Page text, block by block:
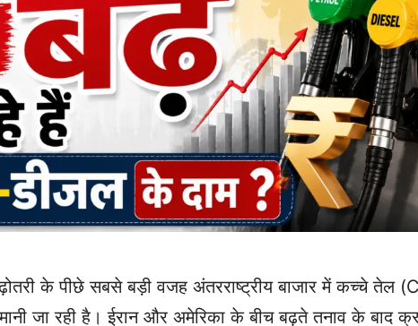
के पीछे सबसे बड़ी वजह अंतरराष्ट्रीय बाजार में कच्चे तेल
जा रही है। ईरान और अमेरिका के बीच बढ़ते तनाव के बाद